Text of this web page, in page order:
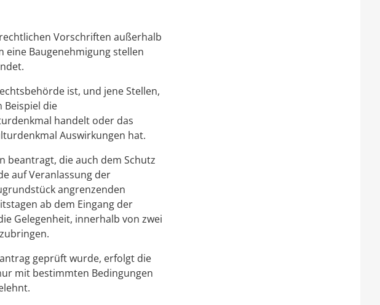
Vorschriften außerhalb
eine Baugenehmigung stellen
ist, und jene Stellen,
Beispiel die
handelt oder das
Auswirkungen hat.
beantragt, die auch dem Schutz
auf Veranlassung der
angrenzenden
ab dem Eingang der
Gelegenheit, innerhalb von zwei
geprüft wurde, erfolgt die
mit bestimmten Bedingungen